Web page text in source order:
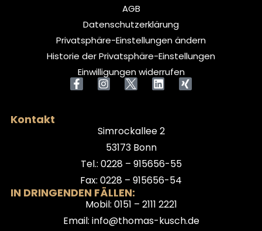
AGB
Datenschutzerklärung
Privatsphäre-Einstellungen ändern
Historie der Privatsphäre-Einstellungen
Einwilligungen widerrufen
Kontakt
Simrockallee 2
53173 Bonn
Tel.: 0228 – 915656-55
Fax: 0228 – 915656-54
IN DRINGENDEN FÄLLEN:
Mobil: 0151 – 2111 2221
Email: info@thomas-kusch.de